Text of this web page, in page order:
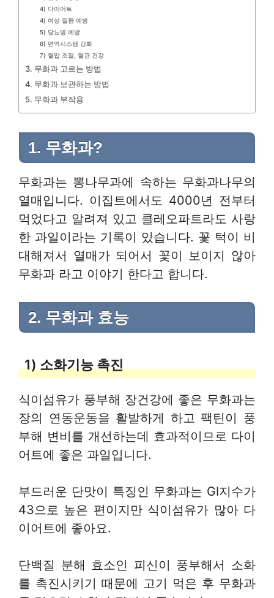
4) 다이어트
4) 여성 질환 예방
5) 당뇨병 예방
6) 면역시스템 강화
7) 혈압 조절, 혈관 건강
3. 무화과 고르는 방법
4. 무화과 보관하는 방법
5. 무화과 부작용
1. 무화과?
무화과는 뽕나무과에 속하는 무화과나무의
열매입니다. 이집트에서도 4000년 전부터
먹었다고 알려져 있고 클레오파트라도 사랑
한 과일이라는 기록이 있습니다. 꽃 턱이 비
대해져서 열매가 되어서 꽃이 보이지 않아
무화과 라고 이야기 한다고 합니다.
2. 무화과 효능
1) 소화기능 촉진
식이섬유가 풍부해 장건강에 좋은 무화과는
장의 연동운동을 활발하게 하고 팩틴이 풍
부해 변비를 개선하는데 효과적이므로 다이
어트에 좋은 과일입니다.
부드러운 단맛이 특징인 무화과는 GI지수가
43으로 높은 편이지만 식이섬유가 많아 다
이어트에 좋아요.
단백질 분해 효소인 피신이 풍부해서 소화
를 촉진시키기 때문에 고기 먹은 후 무화과